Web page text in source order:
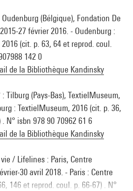
(Bélgique), Fondation De
27 février 2016. - Oudenburg :
(cit. p. 63, 64 et reprod. coul.
142 0
de la Bibliothèque Kandinsky
Tilburg (Pays-Bas), TextielMuseum,
: TextielMuseum, 2016 (cit. p. 36,
N° isbn 978 90 70962 61 6
de la Bibliothèque Kandinsky
/ Lifelines : Paris, Centre
30 avril 2018. - Paris : Centre
146 et reprod. coul. p. 66-67) . N°